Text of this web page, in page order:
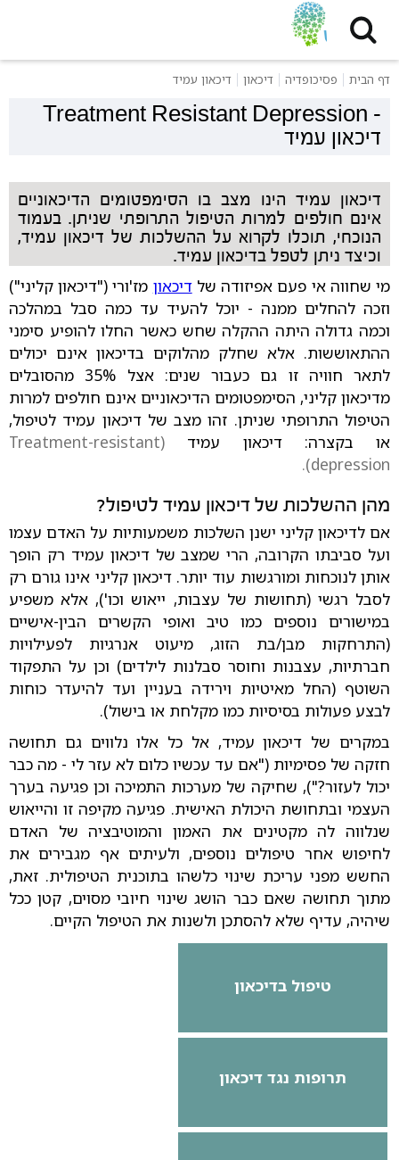
דף הבית פסיכופדיה דיכאון דיכאון עמיד
Treatment Resistant Depression -
דיכאון עמיד
דיכאון עמיד הינו מצב בו הסימפטומים הדיכאוניים
אינם חולפים למרות הטיפול התרופתי שניתן. בעמוד
הנוכחי, תוכלו לקרוא על ההשלכות של דיכאון עמיד,
וכיצד ניתן לטפל בדיכאון עמיד.
מי שחווה אי פעם אפיזודה שלדיכאון מז'ורי ("דיכאון קליני")
וזכה להחלים ממנה - יוכל להעיד עד כמה סבל במהלכה
וכמה גדולה היתה ההקלה שחש כאשר החלו להופיע סימני
ההתאוששות. אלא שחלק מהלוקים בדיכאון אינם יכולים
לתאר חוויה זו גם כעבור שנים: אצל 35% מהסובלים
מדיכאון קליני, הסימפטומים הדיכאוניים אינם חולפים למרות
הטיפול התרופתי שניתן. זהו מצב של דיכאון עמיד לטיפול,
או בקצרה: דיכאון עמיד
(Treatment-resistant
depression).
מהן ההשלכות של דיכאון עמיד לטיפול?
אם לדיכאון קליני ישנן השלכות משמעותיות על האדם עצמו
ועל סביבתו הקרובה, הרי שמצב של דיכאון עמיד רק הופך
אותן לנוכחות ומורגשות עוד יותר.דיכאון קליני אינו גורם רק
לסבל רגשי (תחושות של עצבות, ייאוש וכו'), אלא משפיע
במישורים נוספים כמו טיב ואופי הקשרים הבין-אישיים
(התרחקות מבן/בת הזוג, מיעוט אנרגיות לפעילויות
חברתיות, עצבנות וחוסר סבלנות לילדים) וכן על התפקוד
השוטף (החל מאיטיות וירידה בעניין ועד להיעדר כוחות
לבצע פעולות בסיסיות כמו מקלחת או בישול).
במקרים של דיכאון עמיד, אל כל אלו נלווים גם תחושה
חזקה של פסימיות ("אם עד עכשיו כלום לא עזר לי - מה כבר
יכול לעזור?"), שחיקה של מערכות התמיכה וכן פגיעה בערך
העצמי ובתחושת היכולת האישית. פגיעה מקיפה זו והייאוש
שנלווה לה מקטינים את האמון והמוטיבציה של האדם
לחיפוש אחר טיפולים נוספים, ולעיתים אף מגבירים את
החשש מפני עריכת שינוי כלשהו בתוכנית הטיפולית. זאת,
מתוך תחושה שאם כבר הושג שינוי חיובי מסוים, קטן ככל
שיהיה, עדיף שלא להסתכן ולשנות את הטיפול הקיים.
טיפול בדיכאון
תרופות נגד דיכאון